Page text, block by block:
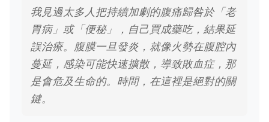
我見過太多人把持續加劇的腹痛歸咎於「老
胃病」或「便秘」，自己買成藥吃，結果延
誤治療。腹膜一旦發炎，就像火勢在腹腔內
蔓延，感染可能快速擴散，導致敗血症，那
是會危及生命的。時間，在這裡是絕對的關
鍵。